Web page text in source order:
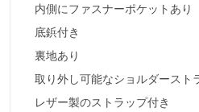
内側にファスナーポケットあり
底鋲付き
裏地あり
取り外し可能なショルダースト
レザー製のストラップ付き